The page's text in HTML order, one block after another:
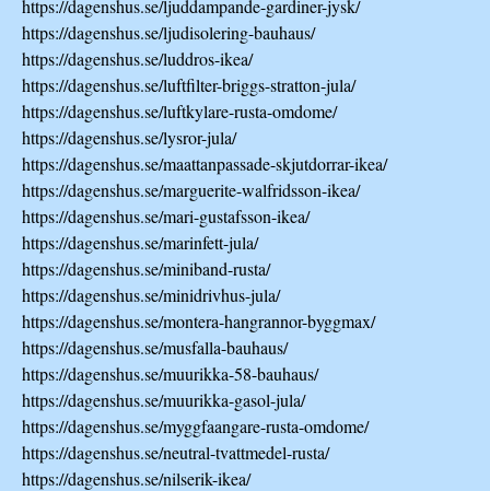
https://dagenshus.se/ljuddampande-gardiner-jysk/
https://dagenshus.se/ljudisolering-bauhaus/
https://dagenshus.se/luddros-ikea/
https://dagenshus.se/luftfilter-briggs-stratton-jula/
https://dagenshus.se/luftkylare-rusta-omdome/
https://dagenshus.se/lysror-jula/
https://dagenshus.se/maattanpassade-skjutdorrar-ikea/
https://dagenshus.se/marguerite-walfridsson-ikea/
https://dagenshus.se/mari-gustafsson-ikea/
https://dagenshus.se/marinfett-jula/
https://dagenshus.se/miniband-rusta/
https://dagenshus.se/minidrivhus-jula/
https://dagenshus.se/montera-hangrannor-byggmax/
https://dagenshus.se/musfalla-bauhaus/
https://dagenshus.se/muurikka-58-bauhaus/
https://dagenshus.se/muurikka-gasol-jula/
https://dagenshus.se/myggfaangare-rusta-omdome/
https://dagenshus.se/neutral-tvattmedel-rusta/
https://dagenshus.se/nilserik-ikea/